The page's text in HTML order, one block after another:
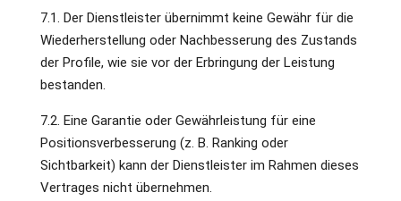
7.1. Der Dienstleister übernimmt keine Gewähr für die
Wiederherstellung oder Nachbesserung des Zustands
der Profile, wie sie vor der Erbringung der Leistung
bestanden.
7.2. Eine Garantie oder Gewährleistung für eine
Positionsverbesserung (z. B. Ranking oder
Sichtbarkeit) kann der Dienstleister im Rahmen dieses
Vertrages nicht übernehmen.